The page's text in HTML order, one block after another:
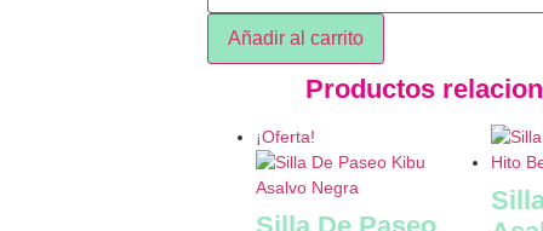
Añadir al carrito
Productos
¡Oferta!